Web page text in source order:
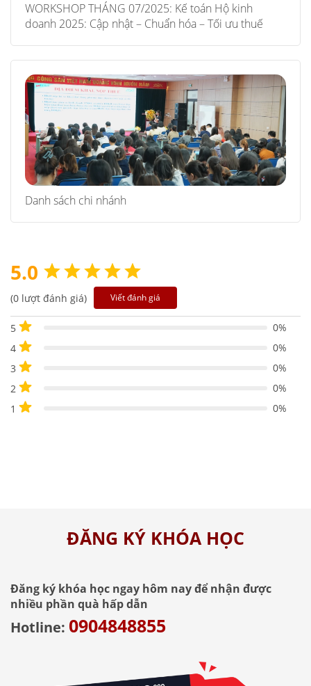
WORKSHOP THÁNG 07/2025: Kế toán Hộ kinh
doanh 2025: Cập nhật – Chuẩn hóa – Tối ưu thuế
Danh sách chi nhánh
5.0
(0 lượt đánh giá) Viết đánh giá
5
0%
4
0%
3
0%
2
0%
1
0%
ĐĂNG KÝ KHÓA HỌC
Đăng ký khóa học ngay hôm nay để nhận được
nhiều phần quà hấp dẫn
Hotline: 0904848855